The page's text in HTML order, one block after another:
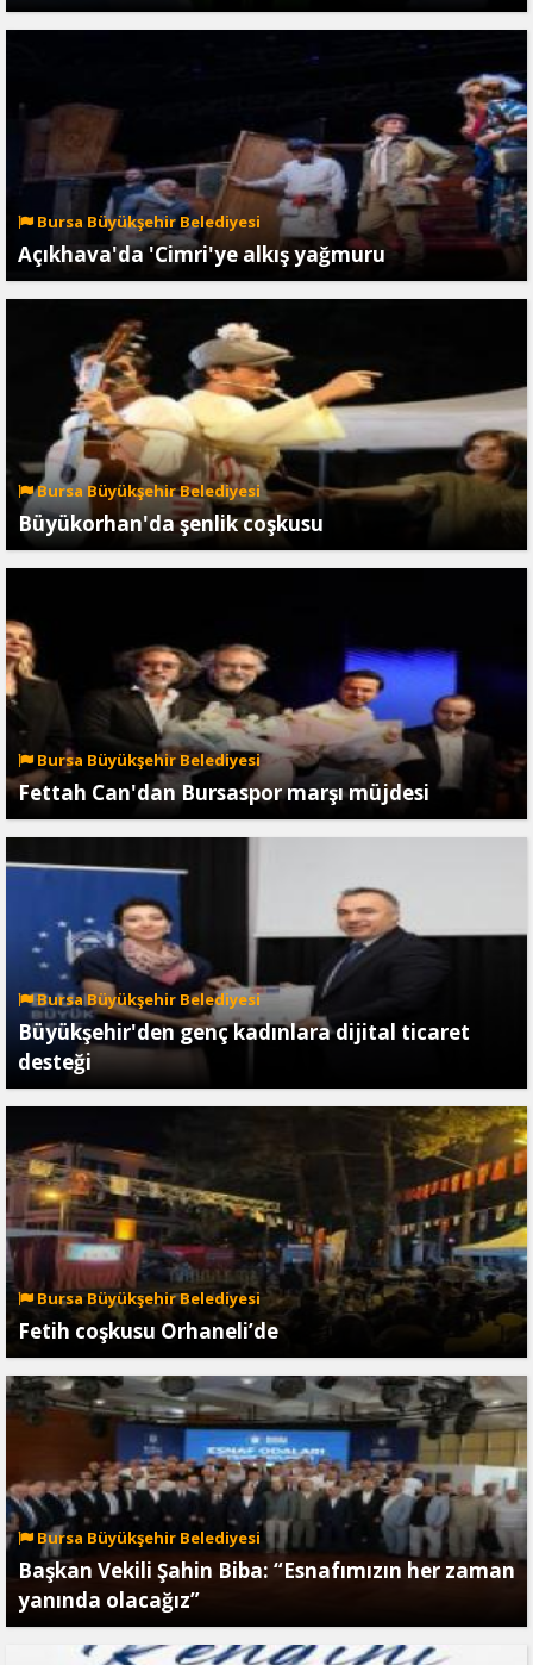
Bursa Büyükşehir Belediyesi
Açıkhava'da 'Cimri'ye alkış yağmuru
Bursa Büyükşehir Belediyesi
Büyükorhan'da şenlik coşkusu
Bursa Büyükşehir Belediyesi
Fettah Can'dan Bursaspor marşı müjdesi
Bursa Büyükşehir Belediyesi
Büyükşehir'den genç kadınlara dijital ticaret
desteği
Bursa Büyükşehir Belediyesi
Fetih coşkusu Orhaneli’de
Bursa Büyükşehir Belediyesi
Başkan Vekili Şahin Biba: “Esnafımızın her zaman
yanında olacağız”